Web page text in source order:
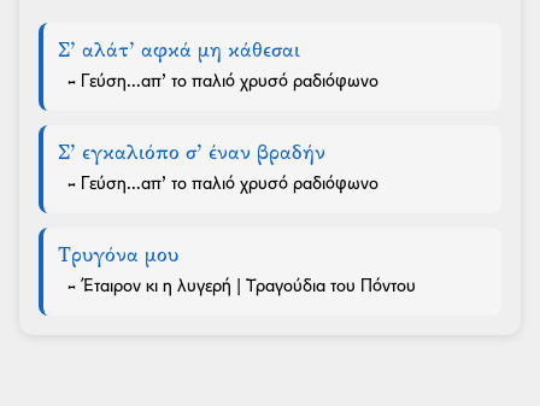
Σ’ αλάτ’ αφκά μη κάθεσαι
- Γεύση...απ’ το παλιό χρυσό ραδιόφωνο
Σ’ εγκαλιόπο σ’ έναν βραδήν
- Γεύση...απ’ το παλιό χρυσό ραδιόφωνο
Τρυγόνα μου
- Έταιρον κι η λυγερή | Τραγούδια του Πόντου